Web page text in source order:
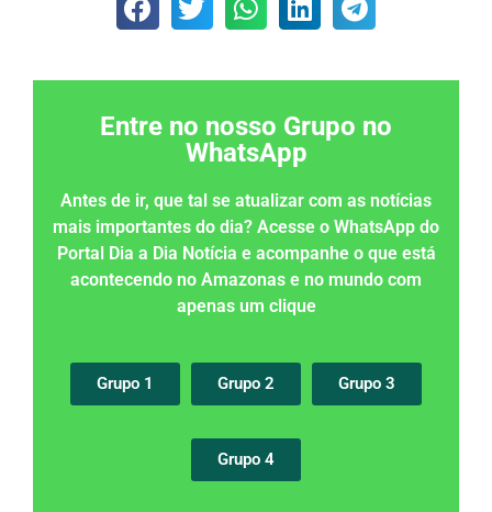
Entre no nosso Grupo no
WhatsApp
Antes de ir, que tal se atualizar com as notícias
mais importantes do dia? Acesse o WhatsApp do
Portal Dia a Dia Notícia e acompanhe o que está
acontecendo no Amazonas e no mundo com
apenas um clique
Grupo 1 Grupo 2 Grupo 3
Grupo 4